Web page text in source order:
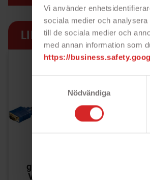
Vi använder
sociala medier och
till de sociala medier och
med annan information som
https://
Nödvändiga
LIKNANDE PRODUKTER